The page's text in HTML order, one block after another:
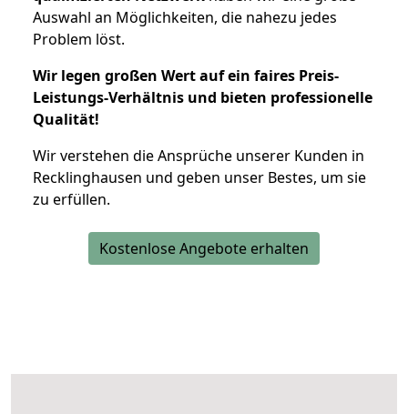
Auswahl an Möglichkeiten, die nahezu jedes
Problem löst.
Wir legen großen Wert auf ein faires Preis-
Leistungs-Verhältnis und bieten professionelle
Qualität!
Wir verstehen die Ansprüche unserer Kunden in
Recklinghausen und geben unser Bestes, um sie
zu erfüllen.
Kostenlose Angebote erhalten